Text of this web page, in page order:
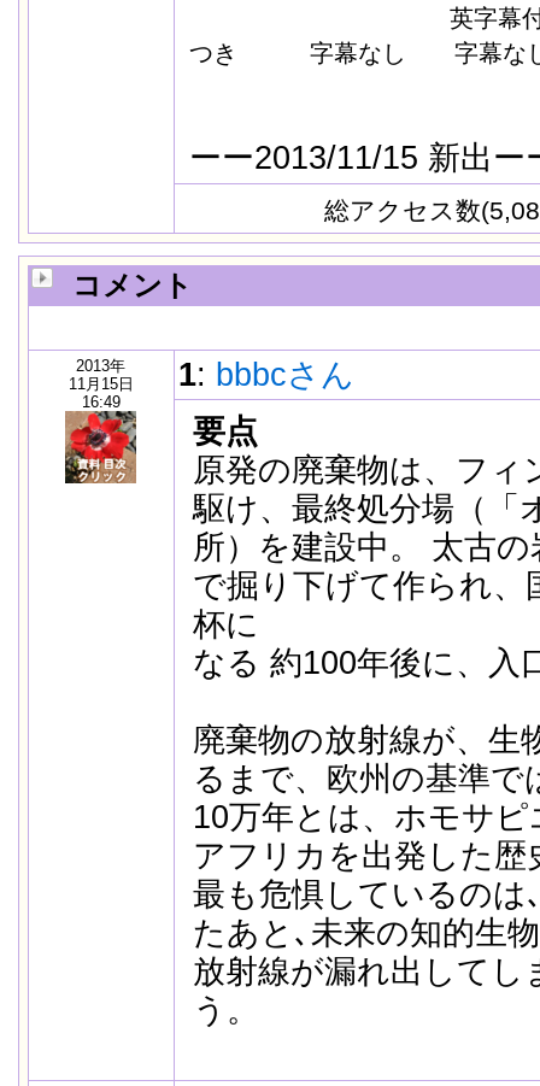
英
つき 字幕なし 字幕な
ーー2013/11/15 新出ー
総アクセス数
コメント
2013年
11月15日
16:49
1: bbbcさん
要点
原発の廃棄物は、フィ
駆け、最終処分場（「
所）を建設中。 太古
で掘り下げて作られ、
杯に
なる 約100年後に、入
廃棄物の放射線が、生
るまで、欧州の基準で
10万年とは、ホモサ
アフリカを出発した歴
最も危惧しているのは
たあと､未来の知的生
放射線が漏れ出して
う。